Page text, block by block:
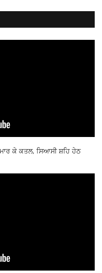
ਮਾਰ ਕੇ ਕਤਲ, ਸਿਆਸੀ ਸ਼ਹਿ ਹੇਠ